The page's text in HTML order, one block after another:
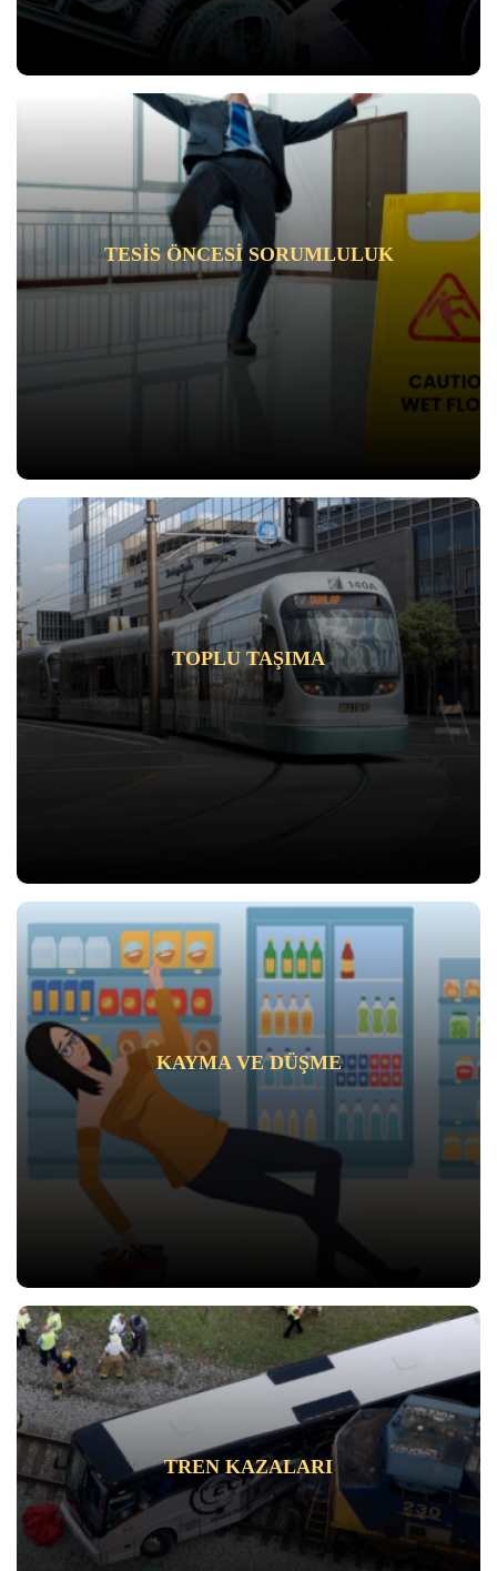
TESIS ÖNCESI SORUMLULUK
TOPLU TAŞIMA
KAYMA VE DÜŞME
TREN KAZALARI